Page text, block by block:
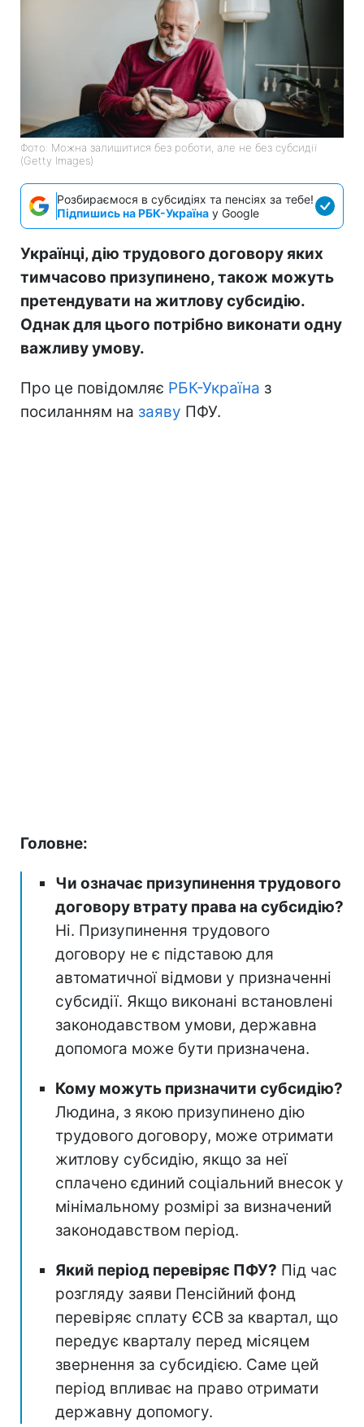
Фото: Можна залишитися без роботи, але не без субсидії
(Getty Images)
Розбираємося в субсидіях та пенсіях за тебе!
Підпишись на РБК-Україна у Google
Українці, дію трудового договору яких
тимчасово призупинено, також можуть
претендувати на житлову субсидію.
Однак для цього потрібно виконати одну
важливу умову.
Про це повідомляє РБК-Україна з
посиланням на заяву ПФУ.
Головне:
Чи означає призупинення трудового
договору втрату права на субсидію?
Ні. Призупинення трудового
договору не є підставою для
автоматичної відмови у призначенні
субсидії. Якщо виконані встановлені
законодавством умови, державна
допомога може бути призначена.
Кому можуть призначити субсидію?
Людина, з якою призупинено дію
трудового договору, може отримати
житлову субсидію, якщо за неї
сплачено єдиний соціальний внесок у
мінімальному розмірі за визначений
законодавством період.
Який період перевіряє ПФУ? Під час
розгляду заяви Пенсійний фонд
перевіряє сплату ЄСВ за квартал, що
передує кварталу перед місяцем
звернення за субсидією. Саме цей
період впливає на право отримати
державну допомогу.